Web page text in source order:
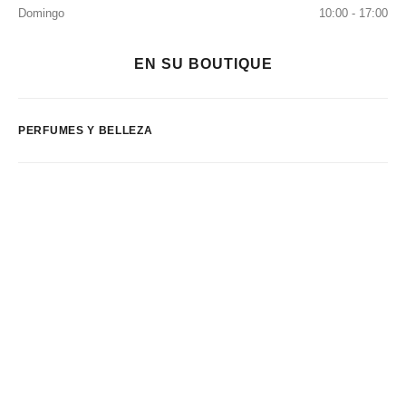
Domingo
10:00 - 17:00
EN SU BOUTIQUE
PERFUMES Y BELLEZA